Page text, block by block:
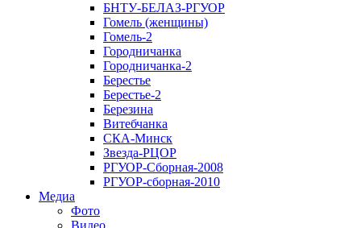
БНТУ-БЕЛАЗ-РГУОР
Гомель (женщины)
Гомель-2
Городничанка
Городничанка-2
Берестье
Берестье-2
Березина
Витебчанка
СКА-Минск
Звезда-РЦОР
РГУОР-Сборная-2008
РГУОР-сборная-2010
Медиа
Фото
Видео